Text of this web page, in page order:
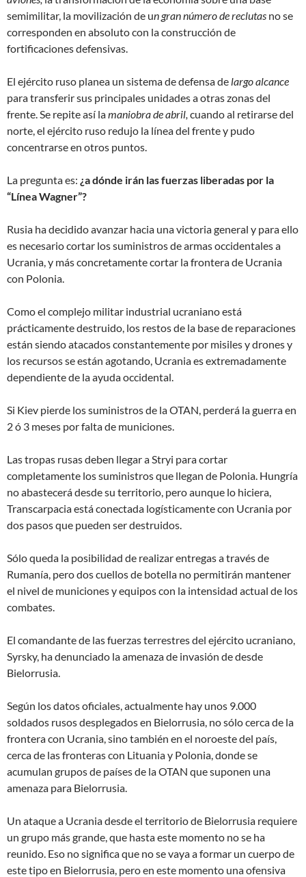
semimilitar, la movilización de un gran número de reclutas no se
corresponden en absoluto con la construcción de
fortificaciones defensivas.
El ejército ruso planea un sistema de defensa de largo alcance
para transferir sus principales unidades a otras zonas del
frente. Se repite así lamaniobra de abril, cuando al retirarse del
norte, el ejército ruso redujo la línea del frente y pudo
concentrarse en otros puntos.
La pregunta es: ¿a dónde irán las fuerzas liberadas por la
“Línea Wagner”?
Rusia ha decidido avanzar hacia una victoria general y para ello
es necesario cortar los suministros de armas occidentales a
Ucrania, y más concretamente cortar la frontera de Ucrania
con Polonia.
Como el complejo militar industrial ucraniano está
prácticamente destruido, los restos de la base de reparaciones
están siendo atacados constantemente por misiles y drones y
los recursos se están agotando, Ucrania es extremadamente
dependiente de la ayuda occidental.
Si Kiev pierde los suministros de la OTAN, perderá la guerra en
2 ó 3 meses por falta de municiones.
Las tropas rusas deben llegar a Stryi para cortar
completamente los suministros que llegan de Polonia. Hungría
no abastecerá desde su territorio, pero aunque lo hiciera,
Transcarpacia está conectada logísticamente con Ucrania por
dos pasos que pueden ser destruidos.
Sólo queda la posibilidad de realizar entregas a través de
Rumanía, pero dos cuellos de botella no permitirán mantener
el nivel de municiones y equipos con la intensidad actual de los
combates.
El comandante de las fuerzas terrestres del ejército ucraniano,
Syrsky, ha denunciado la amenaza de invasión de desde
Bielorrusia.
Según los datos oficiales, actualmente hay unos 9.000
soldados rusos desplegados en Bielorrusia, no sólo cerca de la
frontera con Ucrania, sino también en el noroeste del país,
cerca de las fronteras con Lituania y Polonia, donde se
acumulan grupos de países de la OTAN que suponen una
amenaza para Bielorrusia.
Un ataque a Ucrania desde el territorio de Bielorrusia requiere
un grupo más grande, que hasta este momento no se ha
reunido. Eso no significa que no se vaya a formar un cuerpo de
este tipo en Bielorrusia, pero en este momento una ofensiva